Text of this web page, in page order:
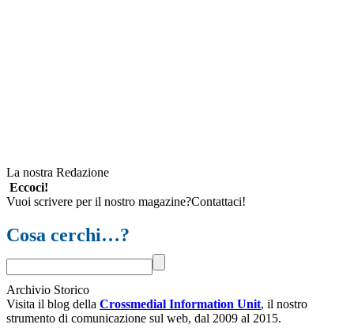
La nostra Redazione
Eccoci!
Vuoi scrivere per il nostro magazine?Contattaci!
Cosa cerchi…?
Archivio Storico
Visita il blog della Crossmedial Information Unit, il nostro
strumento di comunicazione sul web, dal 2009 al 2015.